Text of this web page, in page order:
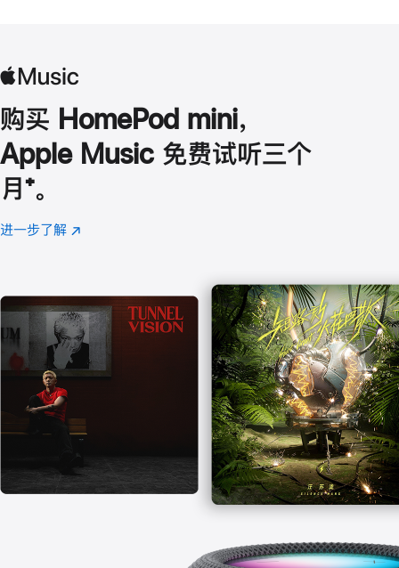
购买 HomePod mini，
Apple Music 免费试听三个
月 脚
注
⁺。
进一步了解 Apple
(在
口
中
打
开)